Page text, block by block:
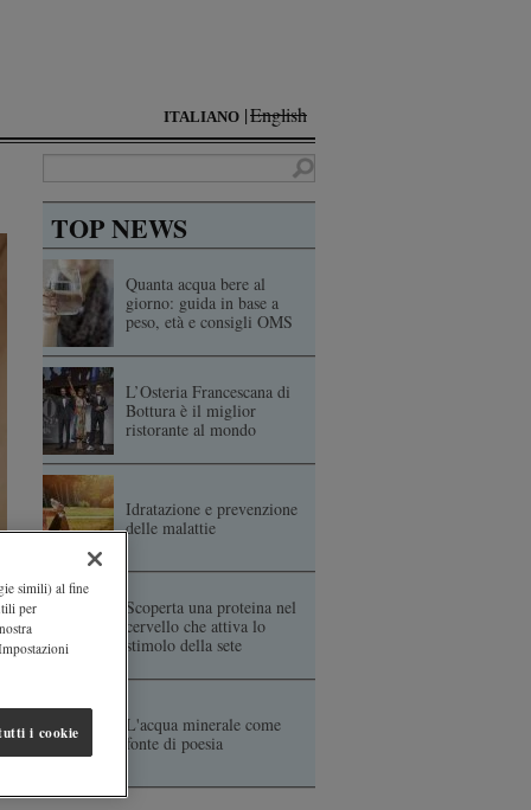
ITALIANO English
TOP NEWS
Quanta acqua bere al
giorno: guida in base a
peso, età e consigli OMS
L’Osteria Francescana di
Bottura è il miglior
ristorante al mondo
Idratazione e prevenzione
delle malattie
Scoperta una proteina nel
cervello che attiva lo
stimolo della sete
L'acqua minerale come
fonte di poesia
simili) al fine
per
i cookie